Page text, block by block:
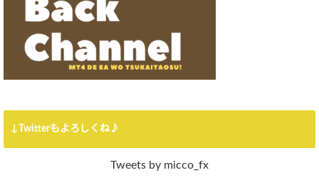
↓Twitterもよろしくね♪
Tweets by micco_fx